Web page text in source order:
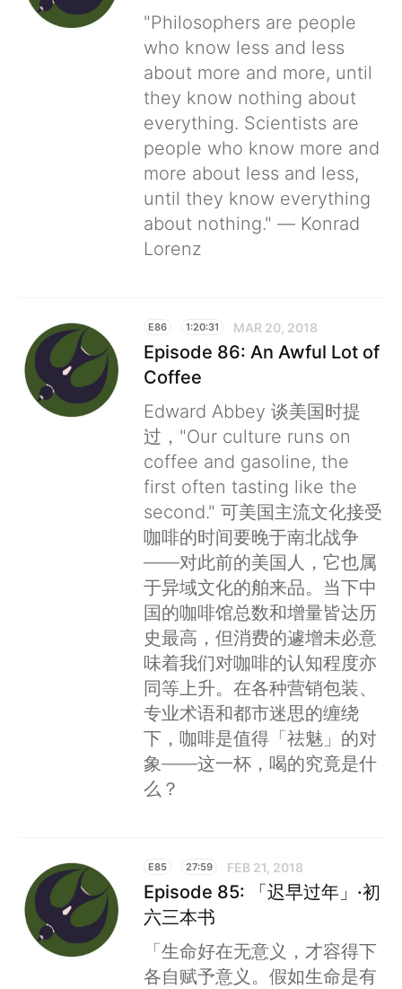
"Philosophers are people
who know less and less
about more and more, until
they know nothing about
everything. Scientists are
people who know more and
more about less and less,
until they know everything
about nothing." ― Konrad
Lorenz
E86 1:20:31 MAR 20, 2018
Episode 86: An Awful Lot of
Coffee
Edward Abbey 谈美国时提
过，"Our culture runs on
coffee and gasoline, the
first often tasting like the
second." 可美国主流文化接受
咖啡的时间要晚于南北战争
——对此前的美国人，它也属
于异域文化的舶来品。当下中
国的咖啡馆总数和增量皆达历
史最高，但消费的遽增未必意
味着我们对咖啡的认知程度亦
同等上升。在各种营销包装、
专业术语和都市迷思的缠绕
下，咖啡是值得「祛魅」的对
象——这一杯，喝的究竟是什
么？
E85 27:59 FEB 21, 2018
Episode 85: 「迟早过年」·初
六三本书
「生命好在无意义，才容得下
各自赋予意义。假如生命是有